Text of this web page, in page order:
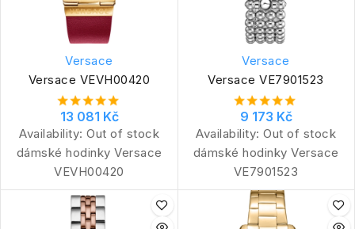
Versace
Versace VEVH00420
13 081 Kč
Availability: Out of stock
dámské hodinky Versace
VEVH00420
Versace
Versace VE7901523
9 173 Kč
Availability: Out of stock
dámské hodinky Versace
VE7901523